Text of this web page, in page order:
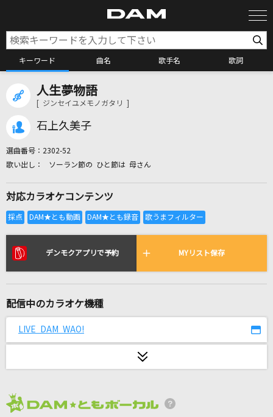
キーワード 曲名 歌手名 歌詞
全国りれき
リアルタイムで歌われている曲の一覧
未来形Answer
ドリームキャッチャー
人生夢物語
[ ジンセイユメモノガタリ ]
石上久美子
選曲番号： 2302-52
ソーラン節の ひと節は 母さん
対応カラオケコンテンツ
デンモクアプリで予約 MYリスト保存
配信中のカラオケ機種
LIVE DAM WAO!